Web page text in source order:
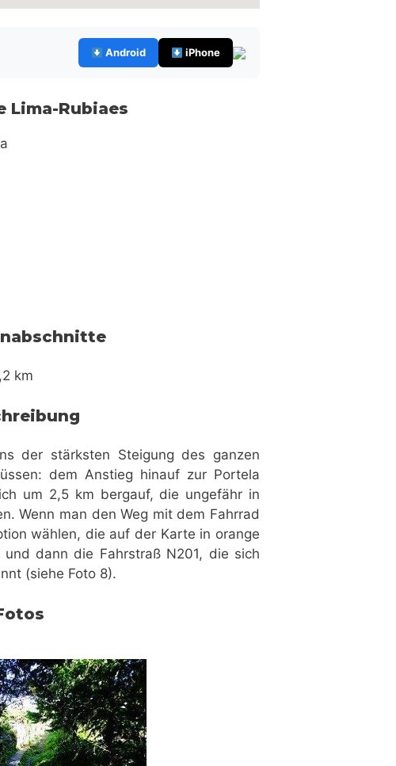
Android iPhone
Lima-Rubiaes
km
der stärksten Steigung des ganzen
dem Anstieg hinauf zur Portela
um 2,5 km bergauf, die ungefähr in
Wenn man den Weg mit dem Fahrrad
wählen, die auf der Karte in orange
dann die Fahrstraß N201, die sich
(siehe Foto 8).